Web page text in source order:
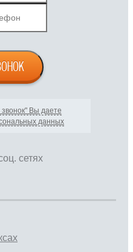
Вы даете
данных
сетях